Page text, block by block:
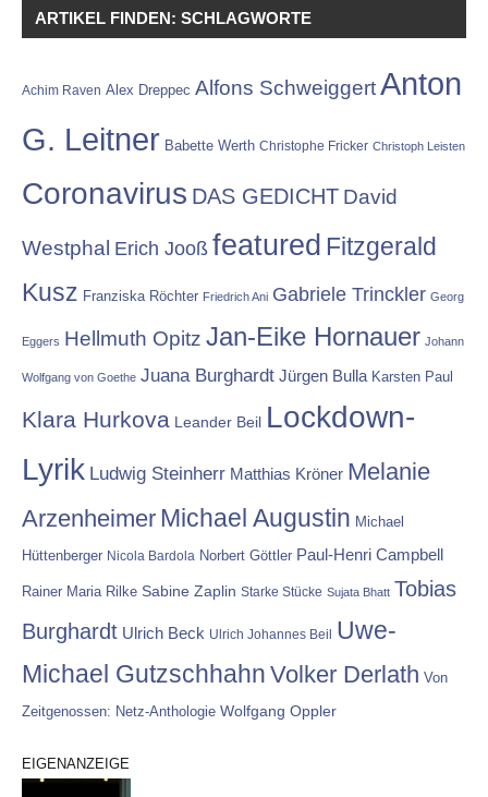
ARTIKEL FINDEN: SCHLAGWORTE
Achim Raven Alex Dreppec Alfons SchweiggertAnton
G. Leitner Babette Werth Christophe Fricker Christoph Leisten
Coronavirus DAS GEDICHT David
Westphal Erich Jooß featured Fitzgerald
Kusz Franziska Röchter Friedrich Ani Gabriele Trinckler Georg
Eggers Hellmuth Opitz Jan-Eike Hornauer Johann
Wolfgang von Goethe Juana Burghardt Jürgen Bulla Karsten Paul
Klara Hurkova Leander Beil Lockdown-
Lyrik Ludwig Steinherr Matthias Kröner Melanie
Arzenheimer Michael Augustin Michael
Hüttenberger Nicola Bardola Norbert Göttler Paul-Henri Campbell
Rainer Maria Rilke Sabine Zaplin Starke Stücke Sujata Bhatt Tobias
Burghardt Ulrich Beck Ulrich Johannes Beil Uwe-
Michael Gutzschhahn Volker Derlath Von
Zeitgenossen: Netz-Anthologie Wolfgang Oppler
EIGENANZEIGE